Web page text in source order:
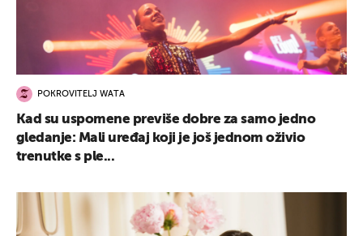
POKROVITELJ WATA
Kad su uspomene previše dobre za samo jedno
gledanje: Mali uređaj koji je još jednom oživio
trenutke s ple...